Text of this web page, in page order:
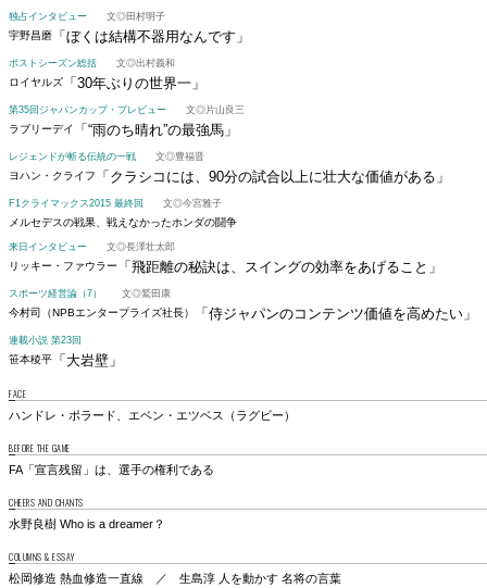
独占インタビュー 文◎田村明子
宇野昌磨 「ぼくは結構不器用なんです」
ポストシーズン総括 文◎出村義和
ロイヤルズ 「30年ぶりの世界一」
第35回ジャパンカップ・プレビュー 文◎片山良三
ラブリーデイ 「“雨のち晴れ”の最強馬」
レジェンドが斬る伝統の一戦 文◎豊福晋
ヨハン・クライフ 「クラシコには、90分の試合以上に壮大な価値がある」
F1クライマックス2015 最終回 文◎今宮雅子
メルセデスの戦果、戦えなかったホンダの闘争
来日インタビュー 文◎長澤壮太郎
リッキー・ファウラー 「飛距離の秘訣は、スイングの効率をあげること」
スポーツ経営論（7） 文◎鷲田康
今村司（NPBエンタープライズ社長） 「侍ジャパンのコンテンツ価値を高めたい」
連載小説 第23回
笹本稜平 「大岩壁」
FACE
ハンドレ・ポラード、エベン・エツベス（ラグビー）
BEFORE THE GAME
FA「宣言残留」は、選手の権利である
CHEERS AND CHANTS
水野良樹 Who is a dreamer？
COLUMNS & ESSAY
松岡修造 熱血修造一直線 ／ 生島淳 人を動かす 名将の言葉